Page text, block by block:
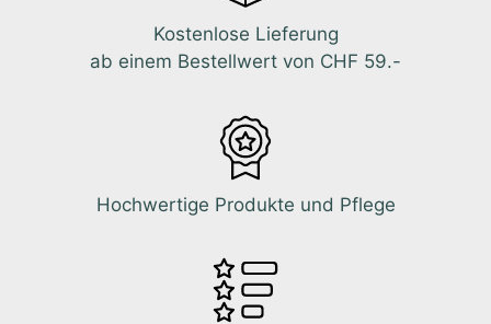
Kostenlose Lieferung
ab einem Bestellwert von CHF 59.-
Hochwertige Produkte und Pflege